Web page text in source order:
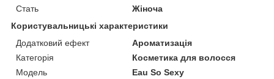
Стать
Жіноча
Користувальницькі характеристики
Додатковий ефект
Ароматизація
Категорія
Косметика для волосся
Мoдель
Eau So Sexy